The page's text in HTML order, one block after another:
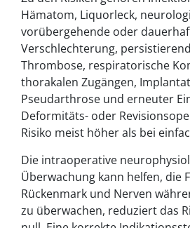
Hämatom, Liquorleck,
vorübergehende oder
Verschlechterung,
Thrombose, respiratorische
thorakalen Zugängen,
Pseudarthrose und erneuter
Deformitäts- oder
Risiko meist höher als bei
Die intraoperative
Überwachung kann helfen, die
Rückenmark und Nerven
zu überwachen, reduziert das